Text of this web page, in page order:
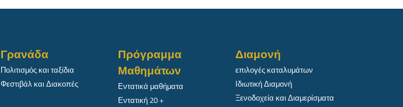
Γρανάδα
Πολιτισμός και ταξίδια
Φεστιβάλ και Διακοπές
Πρόγραμμα
Μαθημάτων
Εντατικά μαθήματα
Εντατική 20 +
Διαμονή
επιλογές καταλυμάτων
Ιδιωτική Διαμονή
Ξενοδοχεία και Διαμερίσματα